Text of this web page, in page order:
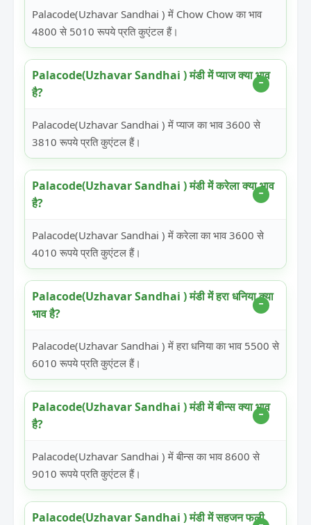
Palacode(Uzhavar Sandhai ) में Chow Chow का भाव
4800 से 5010 रूपये प्रति कुएंटल हैं।
Palacode(Uzhavar Sandhai ) मंडी में प्याज क्या भाव
है?
Palacode(Uzhavar Sandhai ) में प्याज का भाव 3600 से
3810 रूपये प्रति कुएंटल हैं।
Palacode(Uzhavar Sandhai ) मंडी में करेला क्या भाव
है?
Palacode(Uzhavar Sandhai ) में करेला का भाव 3600 से
4010 रूपये प्रति कुएंटल हैं।
Palacode(Uzhavar Sandhai ) मंडी में हरा धनिया क्या
भाव है?
Palacode(Uzhavar Sandhai ) में हरा धनिया का भाव 5500 से
6010 रूपये प्रति कुएंटल हैं।
Palacode(Uzhavar Sandhai ) मंडी में बीन्स क्या भाव
है?
Palacode(Uzhavar Sandhai ) में बीन्स का भाव 8600 से
9010 रूपये प्रति कुएंटल हैं।
Palacode(Uzhavar Sandhai ) मंडी में सहजन फली